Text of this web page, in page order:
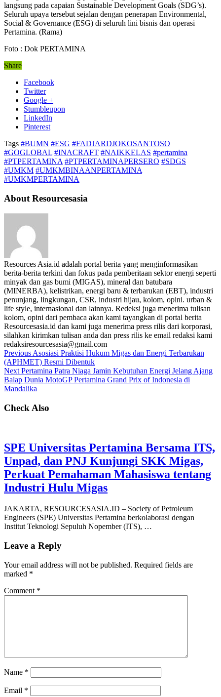
langsung pada capaian Sustainable Development Goals (SDG’s).
Seluruh upaya tersebut sejalan dengan penerapan Environmental,
Social & Governance (ESG) di seluruh lini bisnis dan operasi
Pertamina. (Rama)
Foto : Dok PERTAMINA
Share
Facebook
Twitter
Google +
Stumbleupon
LinkedIn
Pinterest
Tags #BUMN #ESG #FADJARDJOKOSANTOSO
#GOGLOBAL #INACRAFT #NAIKKELAS #pertamina
#PTPERTAMINA #PTPERTAMINAPERSERO #SDGS
#UMKM #UMKMBINAANPERTAMINA
#UMKMPERTAMINA
About Resourcesasia
Resources Asia.id adalah portal berita yang menginformasikan
berita-berita terkini dan fokus pada pemberitaan sektor energi seperti
minyak dan gas bumi (MIGAS), mineral dan batubara
(MINERBA), kelistrikan, energi baru & terbarukan (EBT), industri
penunjang, lingkungan, CSR, industri hijau, kolom, opini. urban &
life style, internasional dan lainnya. Redeksi juga menerima tulisan
kolom, opini dari pembaca akan kami tayangkan di portal berita
Resourcesasia.id dan kami juga menerima press rilis dari korporasi,
silahkan kirimkan tulisan anda dan press rilis ke email redaksi kami
redaksiresourcesasia@gmail.com
Previous Asosiasi Praktisi Hukum Migas dan Energi Terbarukan
(APHMET) Resmi Dibentuk
Next Pertamina Patra Niaga Jamin Kebutuhan Energi Jelang Ajang
Balap Dunia MotoGP Pertamina Grand Prix of Indonesia di
Mandalika
Check Also
SPE Universitas Pertamina Bersama ITS,
Unpad, dan PNJ Kunjungi SKK Migas,
Perkuat Pemahaman Mahasiswa tentang
Industri Hulu Migas
JAKARTA, RESOURCESASIA.ID – Society of Petroleum
Engineers (SPE) Universitas Pertamina berkolaborasi dengan
Institut Teknologi Sepuluh Nopember (ITS), …
Leave a Reply
Your email address will not be published. Required fields are
marked *
Comment *
Name *
Email *